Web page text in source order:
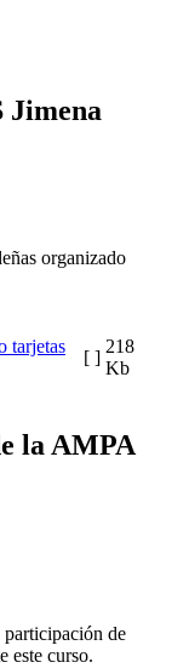
Jimena
organizado
tarjetas
[ ]
218
Kb
la AMPA
de
este curso.